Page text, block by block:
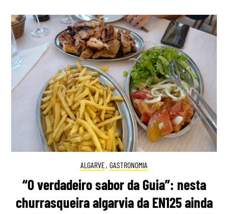
ALGARVE, GASTRONOMIA
“O verdadeiro sabor da Guia”: nesta
churrasqueira algarvia da EN125 ainda